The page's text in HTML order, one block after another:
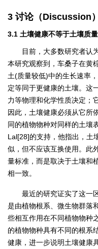
3 讨论（Discussion）
3.1 土壤健康不等于土壤质
目前，大多数研究者认
本研究观察到，车桑子在黄
土(质量较低)中的生长速率
定等同于更健康的土壤。这
力等物理和化学性质决定；
因此，土壤健康必须从它所
同的植物物种对同样的土壤
Lal[28]的支持，他指出，土
似，但不应该互换使用。此
量标准，而是取决于土壤和
相一致。
最近的研究证实了这一
是由植物根系、微生物群落
些相互作用在不同植物物种
的植物物种具有不同的根系
健康，进一步说明土壤健康